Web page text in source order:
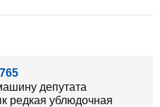
депутата
редкая ублюдочная